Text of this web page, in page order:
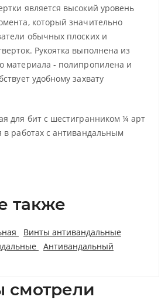
является высокий уровень
который значительно
обычных плоских и
Рукоятка выполнена из
материала - полипропилена и
удобному захвату
для бит с шестигранником ¼ арт
работах с антивандальным
также
Винты антивандальные
Антивандальный
смотрели